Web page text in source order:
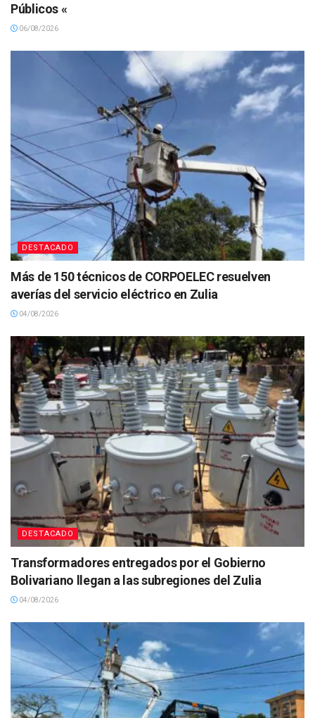
Públicos «
06/08/2026
DESTACADO
Más de 150 técnicos de CORPOELEC resuelven
averías del servicio eléctrico en Zulia
04/08/2026
DESTACADO
Transformadores entregados por el Gobierno
Bolivariano llegan a las subregiones del Zulia
04/08/2026